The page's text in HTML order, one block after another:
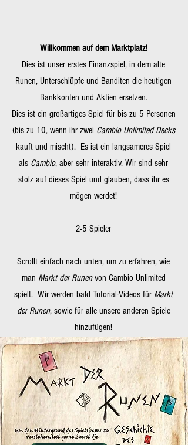
Willkommen auf dem Marktplatz!
Dies ist unser erstes Finanzspiel, in dem alte
Runen, Unterschlüpfe und Banditen die heutigen
Bankkonten und Aktien ersetzen.
Dies ist ein großartiges Spiel für bis zu 5 Personen
(bis zu 10, wenn ihr zwei Cambio Unlimited Decks
kauft und mischt). Es ist ein langsameres Spiel
als Cambio, aber sehr interaktiv. Wir sind sehr
stolz auf dieses Spiel und glauben, dass ihr es
mögen werdet!
2-5 Spieler
Scrollt einfach nach unten, um zu erfahren, wie
man Markt der Runenvon Cambio Unlimited
spielt. Wir werden bald Tutorial-Videos für Markt
der Runen, sowie für alle unsere anderen Spiele
hinzufügen!